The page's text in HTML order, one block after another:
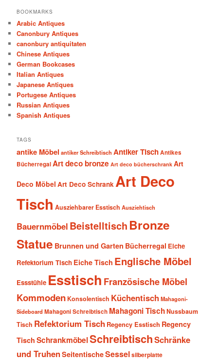
BOOKMARKS
Arabic Antiques
Canonbury Antiques
canonbury antiquitaten
Chinese Antiques
German Bookcases
Italian Antiques
Japanese Antiques
Portugese Antiques
Russian Antiques
Spanish Antiques
TAGS
antike Möbel antiker Schreibtisch Antiker TischAntikes
BücherregalArt deco bronze Art deco bücherschrank Art
Deco Möbel Art Deco Schrank Art Deco
Tisch Ausziehbarer Esstisch Ausziehtisch
Bauernmöbel Beistelltisch Bronze
Statue Brunnen und Garten Bücherregal Eiche
Refektorium Tisch Eiche Tisch Englische Möbel
Essstühle Esstisch Französische Möbel
Kommoden Konsolentisch Küchentisch Mahagoni-
SideboardMahagoni Schreibtisch Mahagoni TischNussbaum
Tisch Refektorium Tisch Regency Esstisch Regency
Tisch SchrankmöbelSchreibtischSchränke
und TruhenSeitentischeSesselsilberplatte